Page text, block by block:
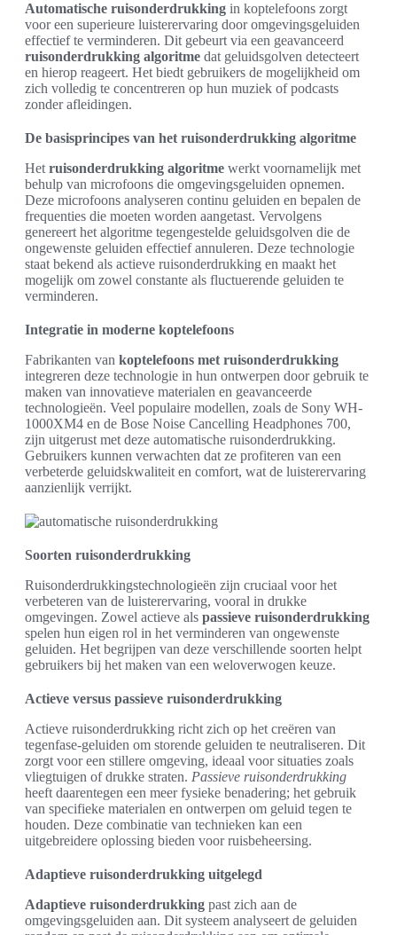
Automatische ruisonderdrukking in koptelefoons zorgt
voor een superieure luisterervaring door omgevingsgeluiden
effectief te verminderen. Dit gebeurt via een geavanceerd
ruisonderdrukking algoritme dat geluidsgolven detecteert
en hierop reageert. Het biedt gebruikers de mogelijkheid om
zich volledig te concentreren op hun muziek of podcasts
zonder afleidingen.
De basisprincipes van het ruisonderdrukking algoritme
Het ruisonderdrukking algoritme werkt voornamelijk met
behulp van microfoons die omgevingsgeluiden opnemen.
Deze microfoons analyseren continu geluiden en bepalen de
frequenties die moeten worden aangetast. Vervolgens
genereert het algoritme tegengestelde geluidsgolven die de
ongewenste geluiden effectief annuleren. Deze technologie
staat bekend als actieve ruisonderdrukking en maakt het
mogelijk om zowel constante als fluctuerende geluiden te
verminderen.
Integratie in moderne koptelefoons
Fabrikanten van koptelefoons met ruisonderdrukking
integreren deze technologie in hun ontwerpen door gebruik te
maken van innovatieve materialen en geavanceerde
technologieën. Veel populaire modellen, zoals de Sony WH-
1000XM4 en de Bose Noise Cancelling Headphones 700,
zijn uitgerust met deze automatische ruisonderdrukking.
Gebruikers kunnen verwachten dat ze profiteren van een
verbeterde geluidskwaliteit en comfort, wat de luisterervaring
aanzienlijk verrijkt.
Soorten ruisonderdrukking
Ruisonderdrukkingstechnologieën zijn cruciaal voor het
verbeteren van de luisterervaring, vooral in drukke
omgevingen. Zowel actieve als passieve ruisonderdrukking
spelen hun eigen rol in het verminderen van ongewenste
geluiden. Het begrijpen van deze verschillende soorten helpt
gebruikers bij het maken van een weloverwogen keuze.
Actieve versus passieve ruisonderdrukking
Actieve ruisonderdrukking richt zich op het creëren van
tegenfase-geluiden om storende geluiden te neutraliseren. Dit
zorgt voor een stillere omgeving, ideaal voor situaties zoals
vliegtuigen of drukke straten. Passieve ruisonderdrukking
heeft daarentegen een meer fysieke benadering; het gebruik
van specifieke materialen en ontwerpen om geluid tegen te
houden. Deze combinatie van technieken kan een
uitgebreidere oplossing bieden voor ruisbeheersing.
Adaptieve ruisonderdrukking uitgelegd
Adaptieve ruisonderdrukking past zich aan de
omgevingsgeluiden aan. Dit systeem analyseert de geluiden